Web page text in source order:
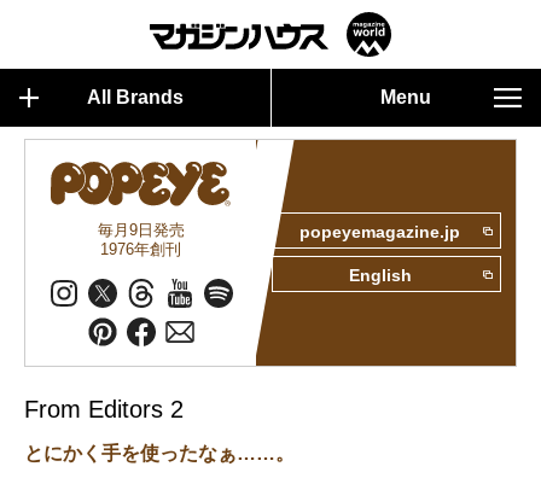
All Brands Menu
毎月9日発売
1976年創刊
popeyemagazine.jp
English
From Editors 2
とにかく手を使ったなぁ……。